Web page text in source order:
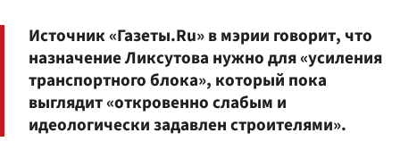
Источник «Газеты.Ru» в мэрии говорит, что
назначение Ликсутова нужно для «усиления
транспортного блока», который пока
выглядит «откровенно слабым и
идеологически задавлен строителями».